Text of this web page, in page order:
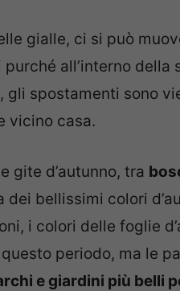
gialle, ci si può
all’interno della
gli spostamenti sono
vicino casa.
gite d’autunno, tra
bellissimi colori
i colori delle foglie
periodo, ma le
e giardini più belli